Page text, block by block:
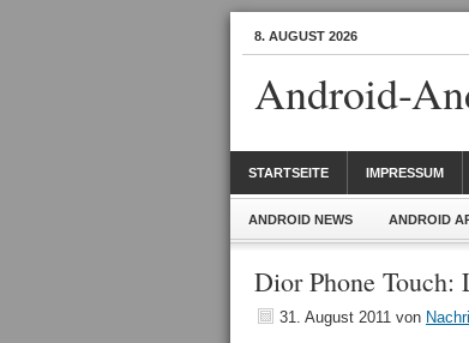
8. AUGUST 2026
Android-
STARTSEITE IMPRESSUM
ANDROID NEWS ANDROID
Dior Phone Touch:
31. August 2011 von